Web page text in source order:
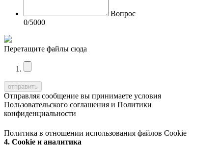
Вопрос
0/5000
Перетащите файлы сюда
Отправляя сообщение вы принимаете условия
Пользовательского соглашения и Политики
конфиденциальности
Политика в отношении использования файлов Cookie
4. Cookie и аналитика